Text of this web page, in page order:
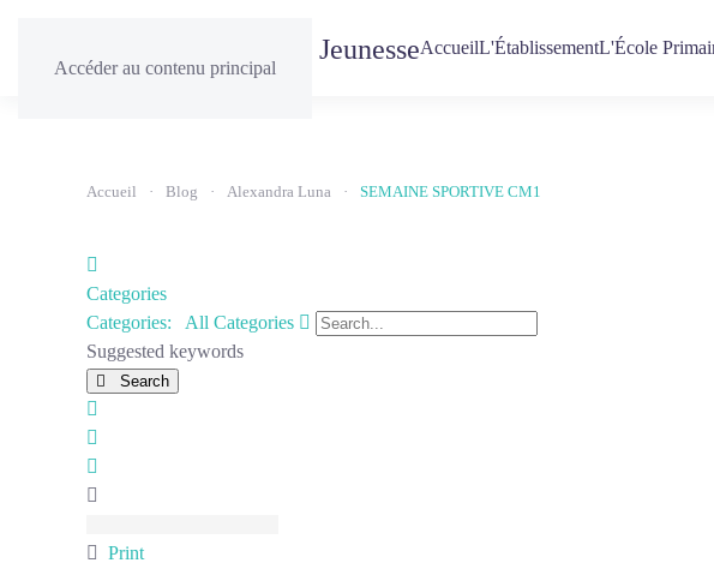
Accéder au contenu principal
AccueilL'ÉtablissementL'École
Accueil Blog Alexandra Luna SEMAINE SPORTIVE CM1
Categories
Categories:
All Categories
Search...
Suggested keywords
Search
Print